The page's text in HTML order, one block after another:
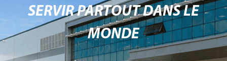
SERVIR PARTOUT DANS LE
MONDE